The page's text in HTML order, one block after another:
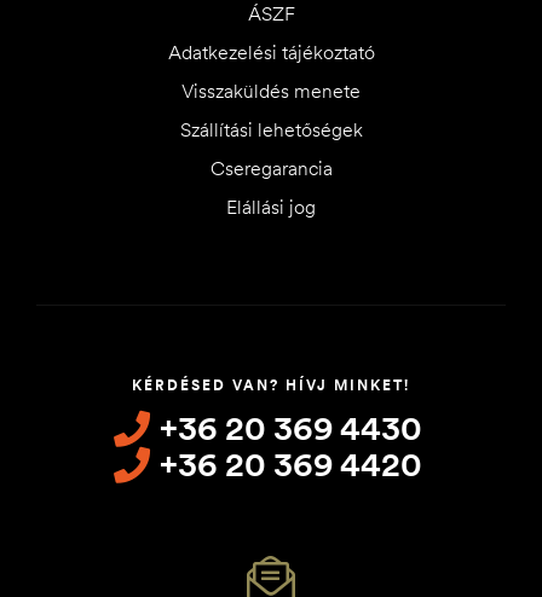
ÁSZF
Adatkezelési tájékoztató
Visszaküldés menete
Szállítási lehetőségek
Cseregarancia
Elállási jog
KÉRDÉSED VAN? HÍVJ MINKET!
+36 20 369 4430
+36 20 369 4420